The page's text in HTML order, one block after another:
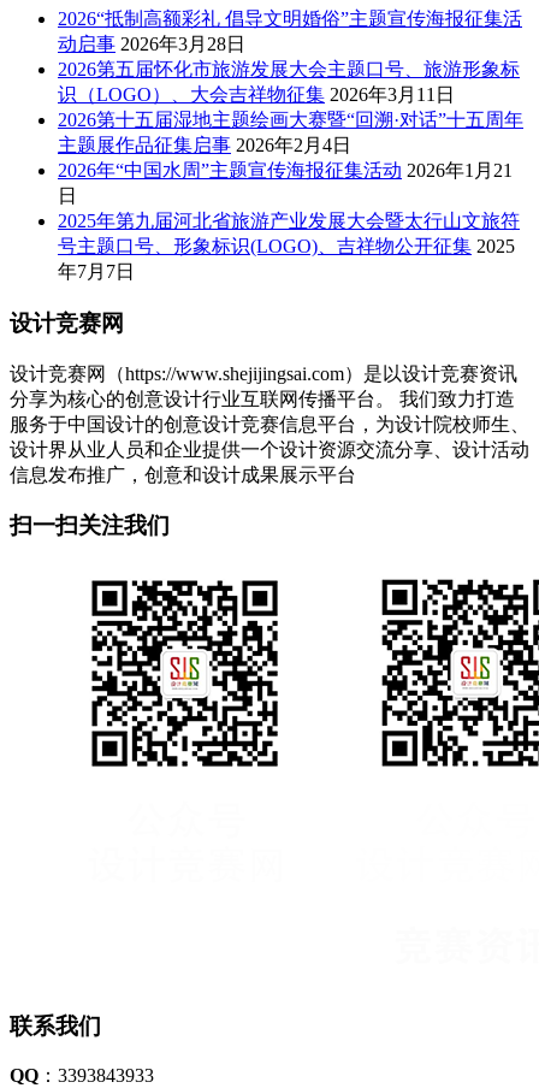
2026“抵制高额彩礼 倡导文明婚俗”主题宣传海报征集活
动启事 2026年3月28日
2026第五届怀化市旅游发展大会主题口号、旅游形象标
识（LOGO）、大会吉祥物征集 2026年3月11日
2026第十五届湿地主题绘画大赛暨“回溯·对话”十五周年
主题展作品征集启事 2026年2月4日
2026年“中国水周”主题宣传海报征集活动 2026年1月21
日
2025年第九届河北省旅游产业发展大会暨太行山文旅符
号主题口号、形象标识(LOGO)、吉祥物公开征集 2025
年7月7日
设计竞赛网
设计竞赛网（https://www.shejijingsai.com）是以设计竞赛资讯
分享为核心的创意设计行业互联网传播平台。 我们致力打造
服务于中国设计的创意设计竞赛信息平台，为设计院校师生、
设计界从业人员和企业提供一个设计资源交流分享、设计活动
信息发布推广，创意和设计成果展示平台
扫一扫关注我们
联系我们
QQ ：3393843933